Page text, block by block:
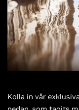
Kolla in vår